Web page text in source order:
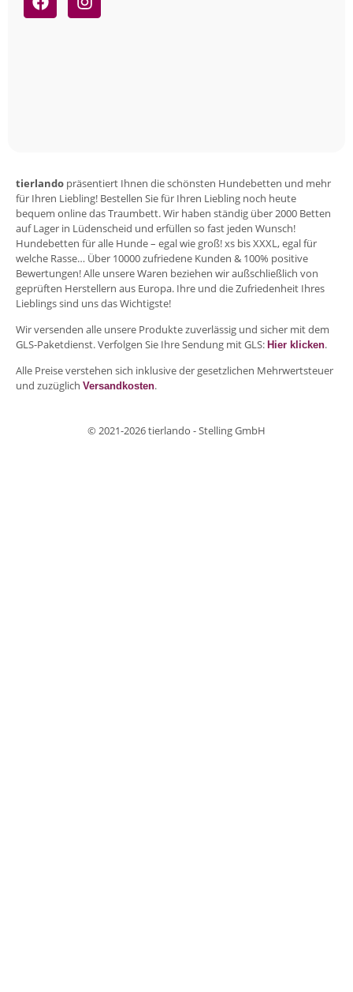
tierlando präsentiert Ihnen die schönsten Hundebetten und mehr
für Ihren Liebling! Bestellen Sie für Ihren Liebling noch heute
bequem online das Traumbett. Wir haben ständig über 2000 Betten
auf Lager in Lüdenscheid und erfüllen so fast jeden Wunsch!
Hundebetten für alle Hunde – egal wie groß! xs bis XXXL, egal für
welche Rasse… Über 10000 zufriedene Kunden & 100% positive
Bewertungen! Alle unsere Waren beziehen wir außschließlich von
geprüften Herstellern aus Europa. Ihre und die Zufriedenheit Ihres
Lieblings sind uns das Wichtigste!
Wir versenden alle unsere Produkte zuverlässig und sicher mit dem
GLS-Paketdienst. Verfolgen Sie Ihre Sendung mit GLS: Hier klicken.
Alle Preise verstehen sich inklusive der gesetzlichen Mehrwertsteuer
und zuzüglich Versandkosten.
© 2021-2026 tierlando - Stelling GmbH